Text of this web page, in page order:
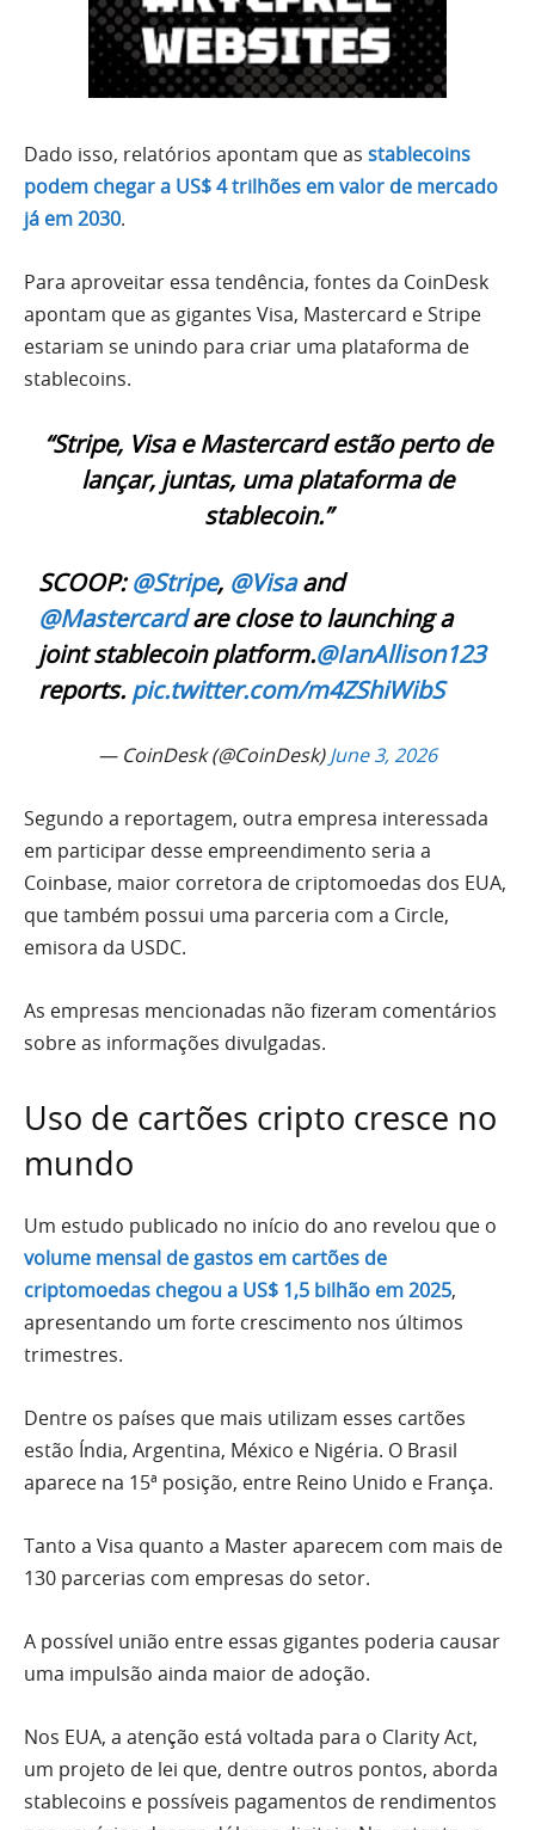
Dado isso, relatórios apontam que as stablecoins
podem chegar a US$ 4 trilhões em valor de mercado
já em 2030.
Para aproveitar essa tendência, fontes da CoinDesk
apontam que as gigantes Visa, Mastercard e Stripe
estariam se unindo para criar uma plataforma de
stablecoins.
“Stripe, Visa e Mastercard estão perto de
lançar, juntas, uma plataforma de
stablecoin.”
SCOOP:@Stripe, @Visaand
@Mastercardare close to launching a
joint stablecoin platform.@IanAllison123
reports. pic.twitter.com/m4ZShiWibS
— CoinDesk (@CoinDesk)June 3, 2026
Segundo a reportagem, outra empresa interessada
em participar desse empreendimento seria a
Coinbase, maior corretora de criptomoedas dos EUA,
que também possui uma parceria com a Circle,
emisora da USDC.
As empresas mencionadas não fizeram comentários
sobre as informações divulgadas.
Uso de cartões cripto cresce no
mundo
Um estudo publicado no início do ano revelou que o
volume mensal de gastos em cartões de
criptomoedas chegou a US$ 1,5 bilhão em 2025,
apresentando um forte crescimento nos últimos
trimestres.
Dentre os países que mais utilizam esses cartões
estão Índia, Argentina, México e Nigéria. O Brasil
aparece na 15ª posição, entre Reino Unido e França.
Tanto a Visa quanto a Master aparecem com mais de
130 parcerias com empresas do setor.
A possível união entre essas gigantes poderia causar
uma impulsão ainda maior de adoção.
Nos EUA, a atenção está voltada para o Clarity Act,
um projeto de lei que, dentre outros pontos, aborda
stablecoins e possíveis pagamentos de rendimentos